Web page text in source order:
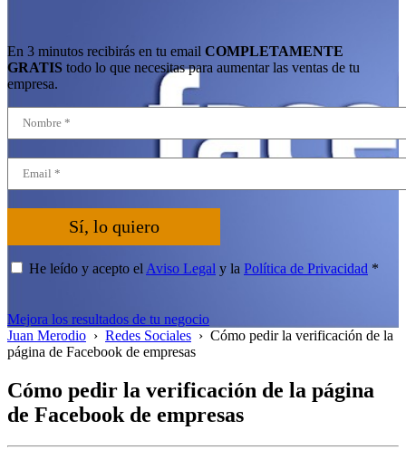
En 3 minutos recibirás en tu email COMPLETAMENTE
GRATIS todo lo que necesitas para aumentar las ventas de tu
empresa.
Sí, lo quiero
He leído y acepto el Aviso Legal y la Política de Privacidad *
Mejora los resultados de tu negocio
Juan Merodio › Redes Sociales › Cómo pedir la verificación de la
página de Facebook de empresas
Cómo pedir la verificación de la página
de Facebook de empresas